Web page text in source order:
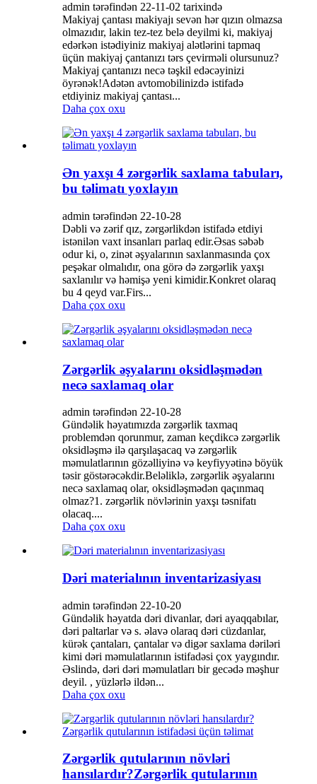
admin tərəfindən 22-11-02 tarixində
Makiyaj çantası makiyajı sevən hər qızın olmazsa
olmazıdır, lakin tez-tez belə deyilmi ki, makiyaj
edərkən istədiyiniz makiyaj alətlərini tapmaq
üçün makiyaj çantanızı tərs çevirməli olursunuz?
Makiyaj çantanızı necə təşkil edəcəyinizi
öyrənək!Adətən avtomobilinizdə istifadə
etdiyiniz makiyaj çantası...
Daha çox oxu
Ən yaxşı 4 zərgərlik saxlama tabuları,
bu təlimatı yoxlayın
admin tərəfindən 22-10-28
Dəbli və zərif qız, zərgərlikdən istifadə etdiyi
istənilən vaxt insanları parlaq edir.Əsas səbəb
odur ki, o, zinət əşyalarının saxlanmasında çox
peşəkar olmalıdır, ona görə də zərgərlik yaxşı
saxlanılır və həmişə yeni kimidir.Konkret olaraq
bu 4 qeyd var.Firs...
Daha çox oxu
Zərgərlik əşyalarını oksidləşmədən
necə saxlamaq olar
admin tərəfindən 22-10-28
Gündəlik həyatımızda zərgərlik taxmaq
problemdən qorunmur, zaman keçdikcə zərgərlik
oksidləşmə ilə qarşılaşacaq və zərgərlik
məmulatlarının gözəlliyinə və keyfiyyətinə böyük
təsir göstərəcəkdir.Beləliklə, zərgərlik əşyalarını
necə saxlamaq olar, oksidləşmədən qaçınmaq
olmaz?1. zərgərlik növlərinin yaxşı təsnifatı
olacaq....
Daha çox oxu
Dəri materialının inventarizasiyası
admin tərəfindən 22-10-20
Gündəlik həyatda dəri divanlar, dəri ayaqqabılar,
dəri paltarlar və s. əlavə olaraq dəri cüzdanlar,
kürək çantaları, çantalar və digər saxlama dəriləri
kimi dəri məmulatlarının istifadəsi çox yaygındır.
Əslində, dəri dəri məmulatları bir gecədə məşhur
deyil. , yüzlərlə ildən...
Daha çox oxu
Zərgərlik qutularının növləri
hansılardır?Zərgərlik qutularının